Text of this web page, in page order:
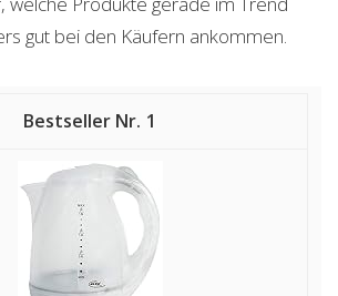
gut bei den Käufern ankommen.
1